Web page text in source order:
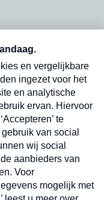
in
Verzend